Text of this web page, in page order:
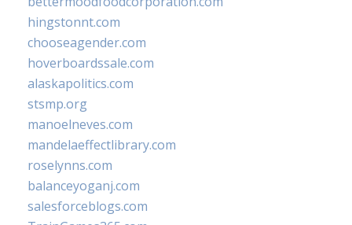
hingstonnt.com
chooseagender.com
hoverboardssale.com
alaskapolitics.com
stsmp.org
manoelneves.com
mandelaeffectlibrary.com
roselynns.com
balanceyoganj.com
salesforceblogs.com